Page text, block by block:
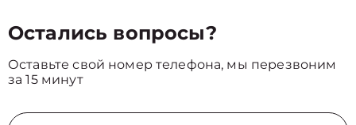
Остались вопросы?
Оставьте свой номер телефона, мы перезвоним
за 15 минут